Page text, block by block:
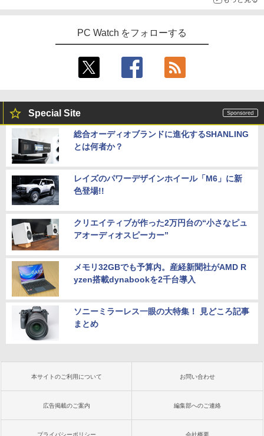
激安！ノートパソコン Office搭載 初期設
型FHD液晶 Webカメラ 日本語配列キー
ボード付き テレワーク・在宅勤務・オン
￥31,980
5
DELL Inspiron15 5583 Windows11 64
bit WEBカメラ HDMI テンキー Core i7 8
565U メモリー8GB 高速SSD256GB+HD
D1TB 無線LAN DVDマルチ A4サイズ フ
￥34,800
ャンス】GMKtec ミニPC M3Pro Intel C
ore i5 13500H 最大4.7GHz 12コア16ス
Windows11 Pro WiFi 6E Bluetooth 5.2
HDMI 4K 3画面 高速LAN パソコン mini
pc 業務用
￥99,998
5
ガレリア ゲーミングPC デスクトップパ
ソコン Core Ultra 7 265F RTX 5070 Ti
Home GALLERIA XPC7M-R57T-GD 186
18-5097
ゲーミングモニター 23.8インチ PCモニ
ター 100Hz 1920×1080 FHD 1080p 5ms
非光沢 VA simplus シンプラス SP-NMT
23【送料無料】【レビューでモニターク
5
26 ディスプレイ 1080P 23.8インチ 144
Hzリフレッシュレート sRGB99% 1670
万色 300nits ΔE＜1 低ブルーライト 大
スタンド VESA
￥12,580
タッチペンで音が聞ける！ はじめてずか
3歳 4歳 小学館 タッチペン 図鑑 ずかん
はじめて 英語 プレゼント クリスマス お
￥5,478
PC Watch をフォローする
Special Site
総合オーディオブランドに進化するSHANLING
とは何者か？
レイズのパワーデザインホイール「M6」に新
色登場!!
クリエイティブが作った2万円台の“小さなピュ
アオーディオスピーカー”
メモリ32GBでも予算内。産経新聞社がAMD R
yzen搭載dynabookを2千台導入
ソニーミラーレス一眼の大特集！ 見どころ記事
まとめ
本サイトのご利用について お問い合わせ
広告掲載のご案内 編集部へのご連絡